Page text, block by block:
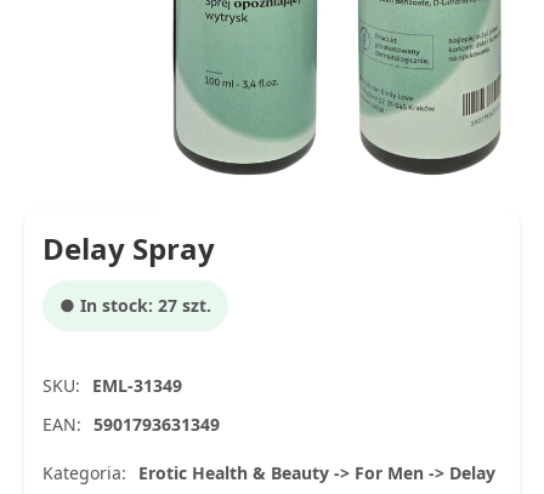
Delay Spray
● In stock: 27 szt.
SKU:
EML-31349
EAN: 5901793631349
Kategoria:
Erotic Health & Beauty -> For Men -> Delay